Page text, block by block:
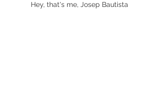
Hey, that's me, Josep Bautista